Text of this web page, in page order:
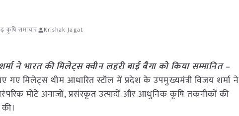
कृषि समाचार Krishak Jagat
ने भारत की मिलेट्स क्वीन लहरी बाई बैगा को किया सम्मानित –
गए मिलेट्स थीम आधारित स्टॉल में प्रदेश के उपमुख्यमंत्री विजय शर्मा ने
मोटे अनाजों, प्रसंस्कृत उत्पादों और आधुनिक कृषि तकनीकों की